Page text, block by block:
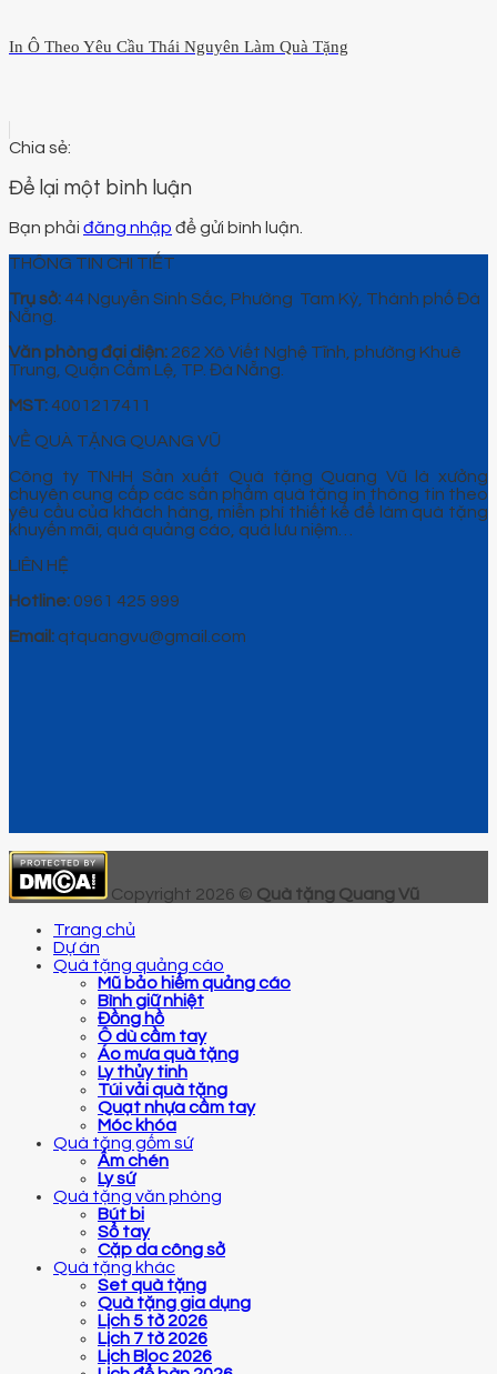
In Ô Theo Yêu Cầu Thái Nguyên Làm Quà Tặng
Để lại một bình luận
Bạn phải đăng nhập để gửi bình luận.
THÔNG TIN CHI TIẾT
Trụ sở: 44 Nguyễn Sinh Sắc, Phường Tam Kỳ, Thành phố Đà
Nẵng.
Văn phòng đại diện: 262 Xô Viết Nghệ Tĩnh, phường Khuê
Trung, Quận Cẩm Lệ, TP. Đà Nẵng.
MST: 4001217411
VỀ QUÀ TẶNG QUANG VŨ
Công ty TNHH Sản xuất Quà tặng Quang Vũ là xưởng
chuyên cung cấp các sản phẩm quà tặng in thông tin theo
yêu cầu của khách hàng, miễn phí thiết kế để làm quà tặng
khuyến mãi, quà quảng cáo, quà lưu niệm…
LIÊN HỆ
Hotline: 0961 425 999
Email: qtquangvu@gmail.com
Copyright 2026 © Quà tặng Quang Vũ
Trang chủ
Dự án
Quà tặng quảng cáo
Mũ bảo hiểm quảng cáo
Bình giữ nhiệt
Đồng hồ
Ô dù cầm tay
Áo mưa quà tặng
Ly thủy tinh
Túi vải quà tặng
Quạt nhựa cầm tay
Móc khóa
Quà tặng gốm sứ
Ấm chén
Ly sứ
Quà tặng văn phòng
Bút bi
Sổ tay
Cặp da công sở
Quà tặng khác
Set quà tặng
Quà tặng gia dụng
Lịch 5 tờ 2026
Lịch 7 tờ 2026
Lịch Bloc 2026